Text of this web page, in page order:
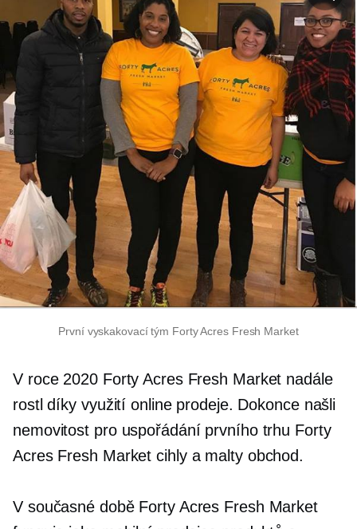
První vyskakovací tým Forty Acres Fresh Market
V roce 2020 Forty Acres Fresh Market nadále
rostl díky využití online prodeje. Dokonce našli
nemovitost pro uspořádání prvního trhu Forty
Acres Fresh Marketcihly a maltyobchod.
V současné době Forty Acres Fresh Market